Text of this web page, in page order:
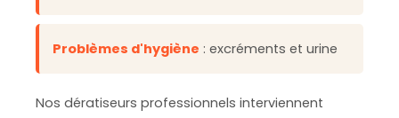
Problèmes d'hygiène : excréments et urine
Nos dératiseurs professionnels interviennent